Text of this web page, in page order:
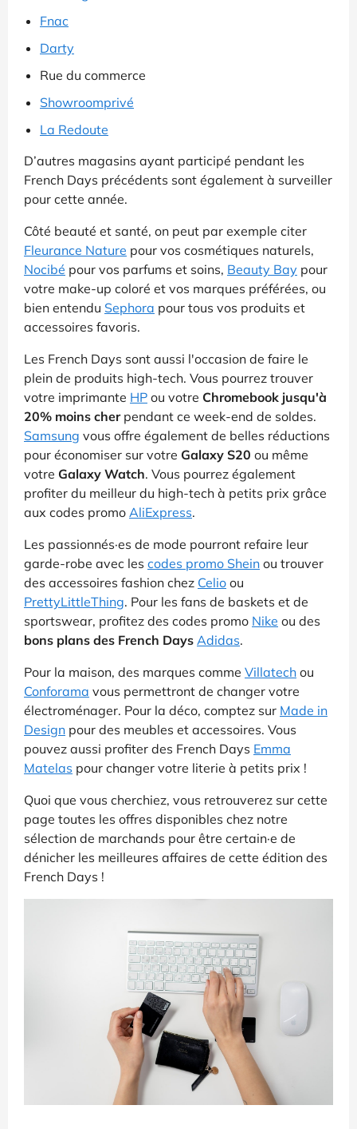
Fnac
Darty
Rue du commerce
Showroomprivé
La Redoute
D’autres magasins ayant participé pendant les
French Days précédents sont également à surveiller
pour cette année.
Côté beauté et santé, on peut par exemple citer
Fleurance Nature pour vos cosmétiques naturels,
Nocibé pour vos parfums et soins, Beauty Bay pour
votre make-up coloré et vos marques préférées, ou
bien entendu Sephora pour tous vos produits et
accessoires favoris.
Les French Days sont aussi l'occasion de faire le
plein de produits high-tech. Vous pourrez trouver
votre imprimante HP ou votre Chromebook jusqu'à
20% moins cherpendant ce week-end de soldes.
Samsung vous offre également de belles réductions
pour économiser sur votre Galaxy S20 ou même
votre Galaxy Watch. Vous pourrez également
profiter du meilleur du high-tech à petits prix grâce
aux codes promo AliExpress.
Les passionnés·es de mode pourront refaire leur
garde-robe avec les codes promo Shein ou trouver
des accessoires fashion chez Celio ou
PrettyLittleThing. Pour les fans de baskets et de
sportswear, profitez des codes promo Nike ou des
bons plans des French Days Adidas.
Pour la maison, des marques comme Villatech ou
Conforama vous permettront de changer votre
électroménager. Pour la déco, comptez sur Made in
Design pour des meubles et accessoires. Vous
pouvez aussi profiter des French Days Emma
Matelas pour changer votre literie à petits prix !
Quoi que vous cherchiez, vous retrouverez sur cette
page toutes les offres disponibles chez notre
sélection de marchands pour être certain·e de
dénicher les meilleures affaires de cette édition des
French Days !